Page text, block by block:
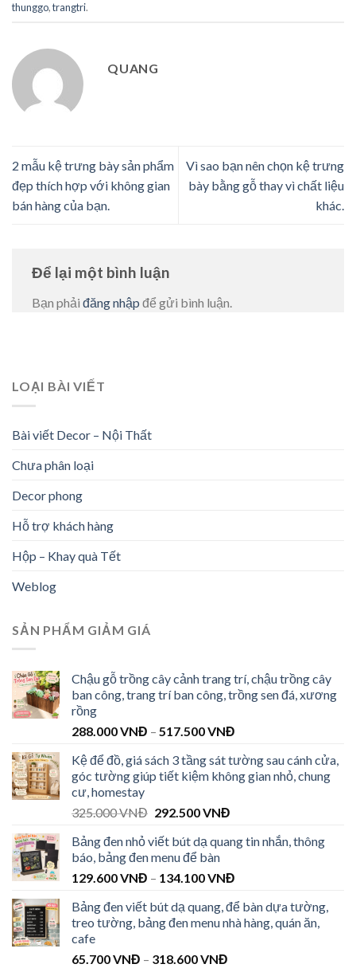
thunggo,trangtri.
QUANG
2 mẫu kệ trưng bày sản phẩm
đẹp thích hợp với không gian
bán hàng của bạn.
Vì sao bạn nên chọn kệ trưng
bày bằng gỗ thay vì chất liệu
khác.
Để lại một bình luận
Bạn phải đăng nhập để gửi bình luận.
LOẠI BÀI VIẾT
Bài viết Decor – Nội Thất
Chưa phân loại
Decor phong
Hỗ trợ khách hàng
Hộp – Khay quà Tết
Weblog
SẢN PHẨM GIẢM GIÁ
Chậu gỗ trồng cây cảnh trang trí, chậu trồng cây
ban công, trang trí ban công, trồng sen đá, xương
rồng
288.000VNĐ – 517.500VNĐ
Kệ để đồ, giá sách 3 tầng sát tường sau cánh cửa,
góc tường giúp tiết kiệm không gian nhỏ, chung
cư, homestay
325.000VNĐ 292.500VNĐ
Bảng đen nhỏ viết bút dạ quang tin nhắn, thông
báo, bảng đen menu để bàn
129.600VNĐ – 134.100VNĐ
Bảng đen viết bút dạ quang, để bàn dựa tường,
treo tường, bảng đen menu nhà hàng, quán ăn,
cafe
65.700VNĐ – 318.600VNĐ